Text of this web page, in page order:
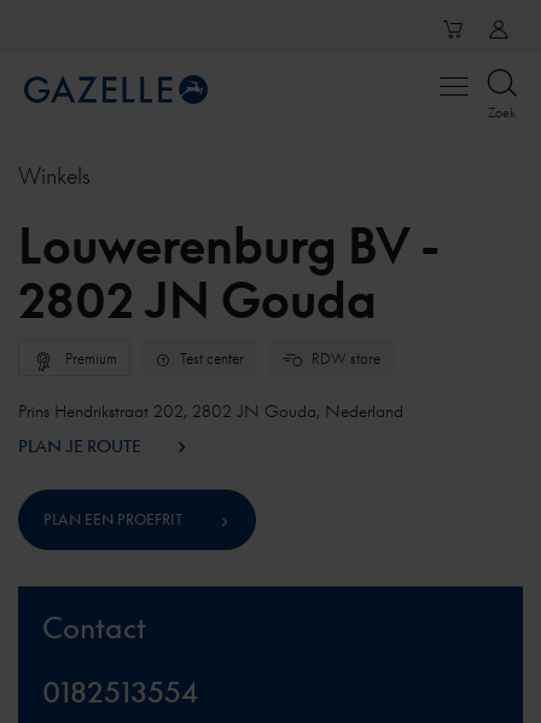
Open
Zoek
Winkels
Louwerenburg BV -
2802 JN Gouda
Premium Test center RDW store
Prins Hendrikstraat 202, 2802 JN Gouda, Nederland
PLAN JE ROUTE
PLAN EEN PROEFRIT
Contact
0182513554